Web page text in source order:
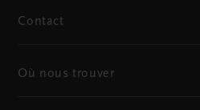
Contact
Où nous trouver